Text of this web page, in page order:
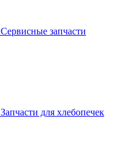
Сервисные запчасти
Запчасти для хлебопечек